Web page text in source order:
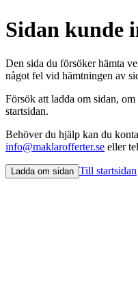
Sidan kunde
Den sida du försöker hämta
något fel vid hämtningen av
Försök att ladda om sidan,
startsidan.
Behöver du hjälp kan du
info@maklarofferter.se eller
Ladda om sidan Till startsidan